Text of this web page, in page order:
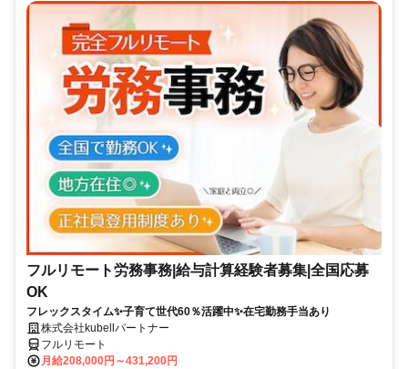
フルリモート労務事務|給与計算経験者募集|全国応募
OK
フレックスタイム✨子育て世代60％活躍中✨在宅勤務手当あり
株式会社kubellパートナー
フルリモート
月給208,000円～431,200円